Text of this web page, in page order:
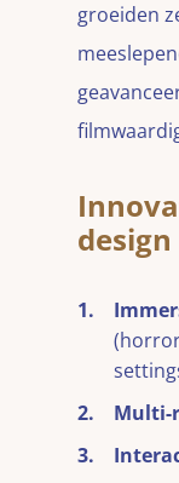
groeiden
design
Multi-